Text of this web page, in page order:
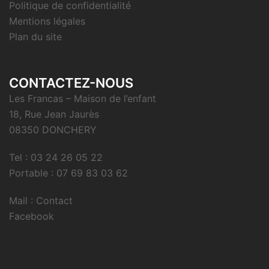
Politique de confidentialité
Mentions légales
Plan du site
CONTACTEZ-NOUS
Les Francas – Maison de l’enfant
18, Rue Jean Jaurès
08350 DONCHERY
Tel : 03 24 26 05 22
Portable : 07 69 83 03 62
Mail : Contact
Facebook